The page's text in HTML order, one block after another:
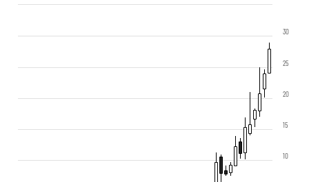
10
15
20
25
30